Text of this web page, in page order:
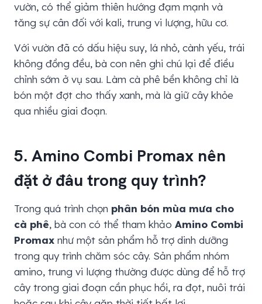
vườn, có thể giảm thiên hướng đạm mạnh và
tăng sự cân đối với kali, trung vi lượng, hữu cơ.
Với vườn đã có dấu hiệu suy, lá nhỏ, cành yếu, trái
không đồng đều, bà con nên ghi chú lại để điều
chỉnh sớm ở vụ sau. Làm cà phê bền không chỉ là
bón một đợt cho thấy xanh, mà là giữ cây khỏe
qua nhiều giai đoạn.
5. Amino Combi Promax nên
đặt ở đâu trong quy trình?
Trong quá trình chọn phân bón mùa mưa cho
cà phê, bà con có thể tham khảo Amino Combi
Promax như một sản phẩm hỗ trợ dinh dưỡng
trong quy trình chăm sóc cây. Sản phẩm nhóm
amino, trung vi lượng thường được dùng để hỗ trợ
cây trong giai đoạn cần phục hồi, ra đọt, nuôi trái